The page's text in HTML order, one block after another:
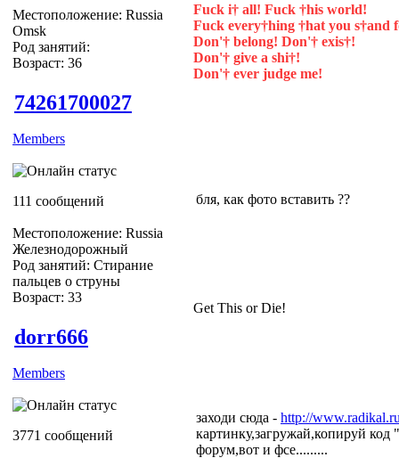
Местоположение: Russia
Omsk
Род занятий:
Возраст: 36
Fuck i† all! Fuck †his world!
Fuck every†hing †hat you s†and
Don'† belong! Don'† exis†!
Don'† give a shi†!
Don'† ever judge me!
74261700027
Members
111 сообщений
Местоположение: Russia
Железнодорожный
Род занятий: Стирание
пальцев о струны
Возраст: 33
бля, как фото вставить ??
Get This or Die!
dorr666
Members
3771 сообщений
заходи сюда - http://
картинку,загружай,копируй код
форум,вот и фсе.........